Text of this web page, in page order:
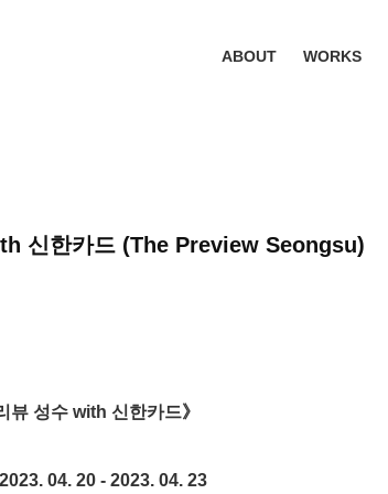
ABOUT WORKS
신한카드 (The Preview Seongsu)
뷰 성수 with 신한카드》
04. 20 - 2023. 04. 23